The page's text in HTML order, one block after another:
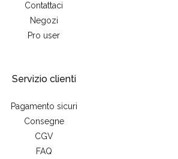
Contattaci
Negozi
Pro user
Servizio clienti
Pagamento sicuri
Consegne
CGV
FAQ